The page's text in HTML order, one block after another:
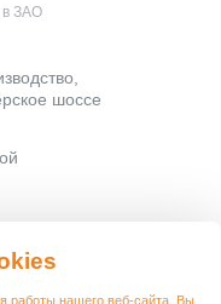
работы нашего веб-сайта. Вы
в ЗАО
шоссе